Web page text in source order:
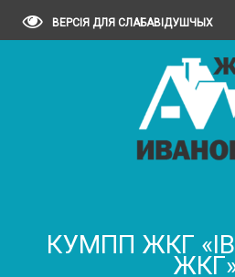
ВЕРСІЯ ДЛЯ СЛАБАВІДУШЧЫХ
КУМПП ЖКГ